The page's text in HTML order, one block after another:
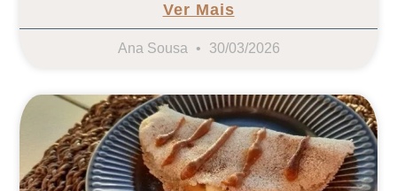
Ver Mais
Ana Sousa 30/03/2026